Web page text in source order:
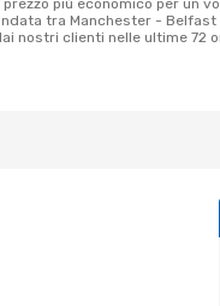
tra Manchester -
nostri clienti nelle ultime 72